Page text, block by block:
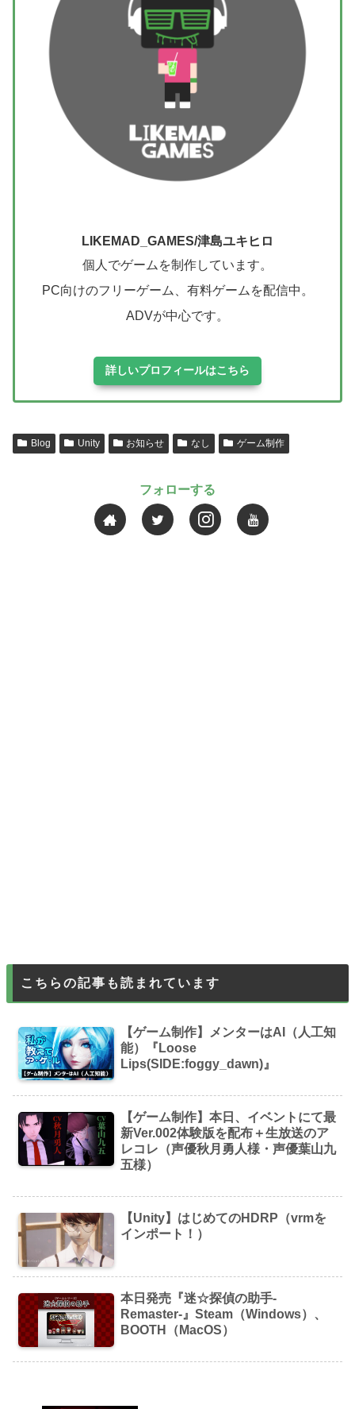
LIKEMAD_GAMES/津島ユキヒロ
個人でゲームを制作しています。
PC向けのフリーゲーム、有料ゲームを配信中。
ADVが中心です。
詳しいプロフィールはこちら
Blog Unity お知らせ なし ゲーム制作
フォローする
こちらの記事も読まれています
【ゲーム制作】メンターはAI（人工知
能）『Loose
Lips(SIDE:foggy_dawn)』
【ゲーム制作】本日、イベントにて最
新Ver.002体験版を配布＋生放送のア
レコレ（声優秋月勇人様・声優葉山九
五様）
【Unity】はじめてのHDRP（vrmを
インポート！）
本日発売『迷☆探偵の助手-
Remaster-』Steam（Windows）、
BOOTH（MacOS）